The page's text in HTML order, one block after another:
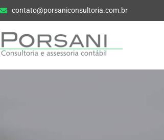
contato@porsaniconsultoria.com.br